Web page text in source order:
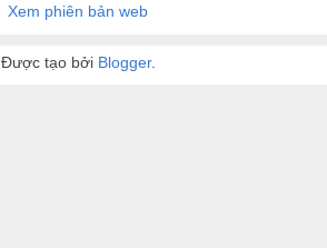
Xem phiên bản web
Được tạo bởi Blogger.